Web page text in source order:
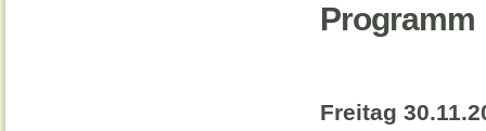
Programm
Freitag